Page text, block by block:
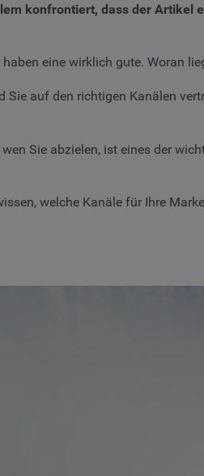
konfrontiert, dass der Artikel
eine wirklich gute. Woran
auf den richtigen Kanälen
Sie abzielen, ist eines der
welche Kanäle für Ihre